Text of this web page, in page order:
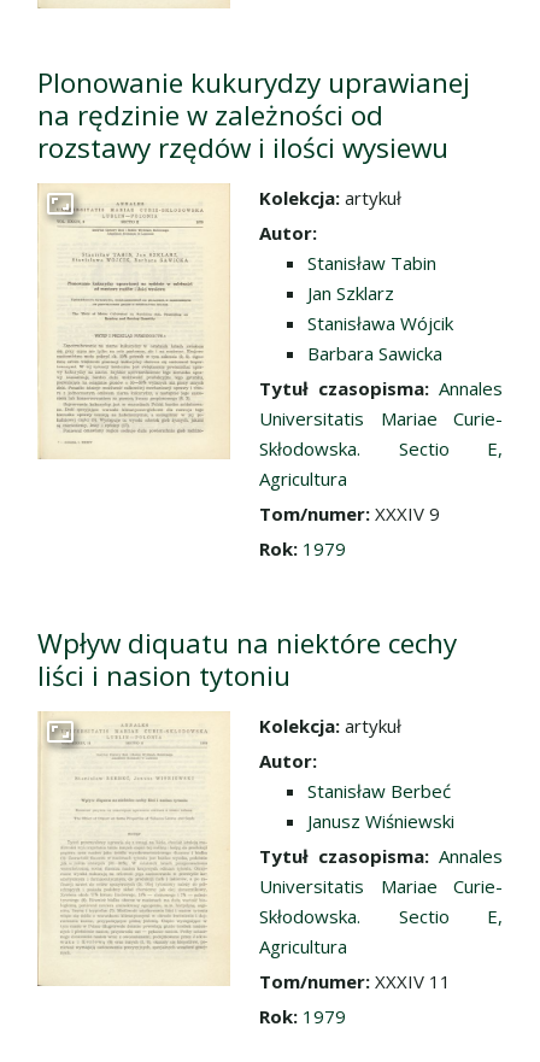
Plonowanie kukurydzy uprawianej
na rędzinie w zależności od
rozstawy rzędów i ilości wysiewu
Przejdź do zbioru
Kolekcja: artykuł
Autor:
Stanisław Tabin
Jan Szklarz
Stanisława Wójcik
Barbara Sawicka
Tytuł czasopisma: Annales
Universitatis Mariae Curie-
Skłodowska. Sectio E,
Agricultura
Tom/numer: XXXIV 9
Rok: 1979
Wpływ diquatu na niektóre cechy
liści i nasion tytoniu
Przejdź do zbioru
Kolekcja: artykuł
Autor:
Stanisław Berbeć
Janusz Wiśniewski
Tytuł czasopisma: Annales
Universitatis Mariae Curie-
Skłodowska. Sectio E,
Agricultura
Tom/numer: XXXIV 11
Rok: 1979